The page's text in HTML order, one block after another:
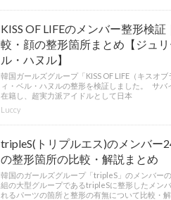
KISS OF LIFEのメンバー整形検
較・顔の整形箇所まとめ【ジュ
ル・ハヌル】
韓国ガールズグループ「KISS OF LIFE（キスオ
ィ・ベル・ハヌルの整形を検証しました。 サバ
在籍し、超実力派アイドルとして日本
Luccy
tripleS(トリプルエス)のメンバー
の整形箇所の比較・解説まとめ
韓国のガールズグループ「tripleS」のメンバー
組の大型グループであるtripleSに整形したメン
れるパーツの箇所と整形の有無について比較・